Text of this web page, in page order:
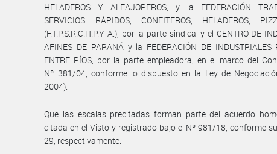
HELADEROS Y ALFAJOREROS, y la FEDERACIÓN
SERVICIOS RÁPIDOS, CONFITEROS, HELADEROS,
(F.T.P.S.R.C.H.P.Y A.), por la parte sindical y el CENTRO DE
AFINES DE PARANÁ y la FEDERACIÓN DE INDUSTRIALES
ENTRE RÍOS, por la parte empleadora, en el marco del
Nº 381/04, conforme lo dispuesto en la Ley de
2004).
Que las escalas precitadas forman parte del acuerdo
citada en el Visto y registrado bajo el Nº 981/18, conforme
29, respectivamente.